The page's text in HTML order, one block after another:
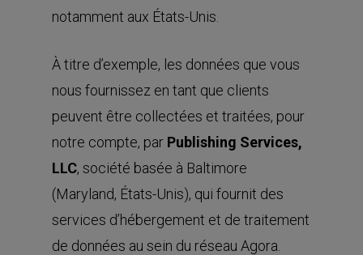
notamment aux États-Unis.
À titre d’exemple, les données que vous
nous fournissez en tant que clients
peuvent être collectées et traitées, pour
notre compte, par Publishing Services,
LLC, société basée à Baltimore
(Maryland, États-Unis), qui fournit des
services d’hébergement et de traitement
de données au sein du réseau Agora.